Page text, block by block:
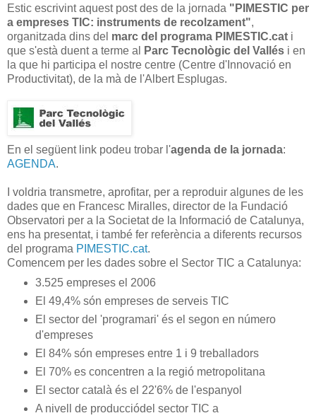
Estic escrivint aquest post des de la jornada "PIMESTIC per
a empreses TIC: instruments de recolzament",
organitzada dins del marc del programa PIMESTIC.cat i
que s'està duent a terme al
Parc Tecnològic del Vallés i en
la que hi participa el nostre centre (Centre d'Innovació en
Productivitat), de la mà de l'Albert Esplugas.
En el següent link podeu trobar l'agenda de la jornada:
AGENDA.
I voldria transmetre, aprofitar, per a reproduir algunes de les
dades que en Francesc Miralles, director de la Fundació
Observatori per a la Societat de la Informació de Catalunya,
ens ha presentat, i també fer referència a diferents recursos
del programa PIMESTIC.cat.
Comencem per les dades sobre el Sector TIC a Catalunya:
3.525 empreses el 2006
El 49,4% són empreses de serveis TIC
El sector del 'programari' és el segon en número
d'empreses
El 84% són empreses entre 1 i 9 treballadors
El 70% es concentren a la regió metropolitana
El sector català és el 22'6% de l'espanyol
A nivell de producciódel sector TIC a